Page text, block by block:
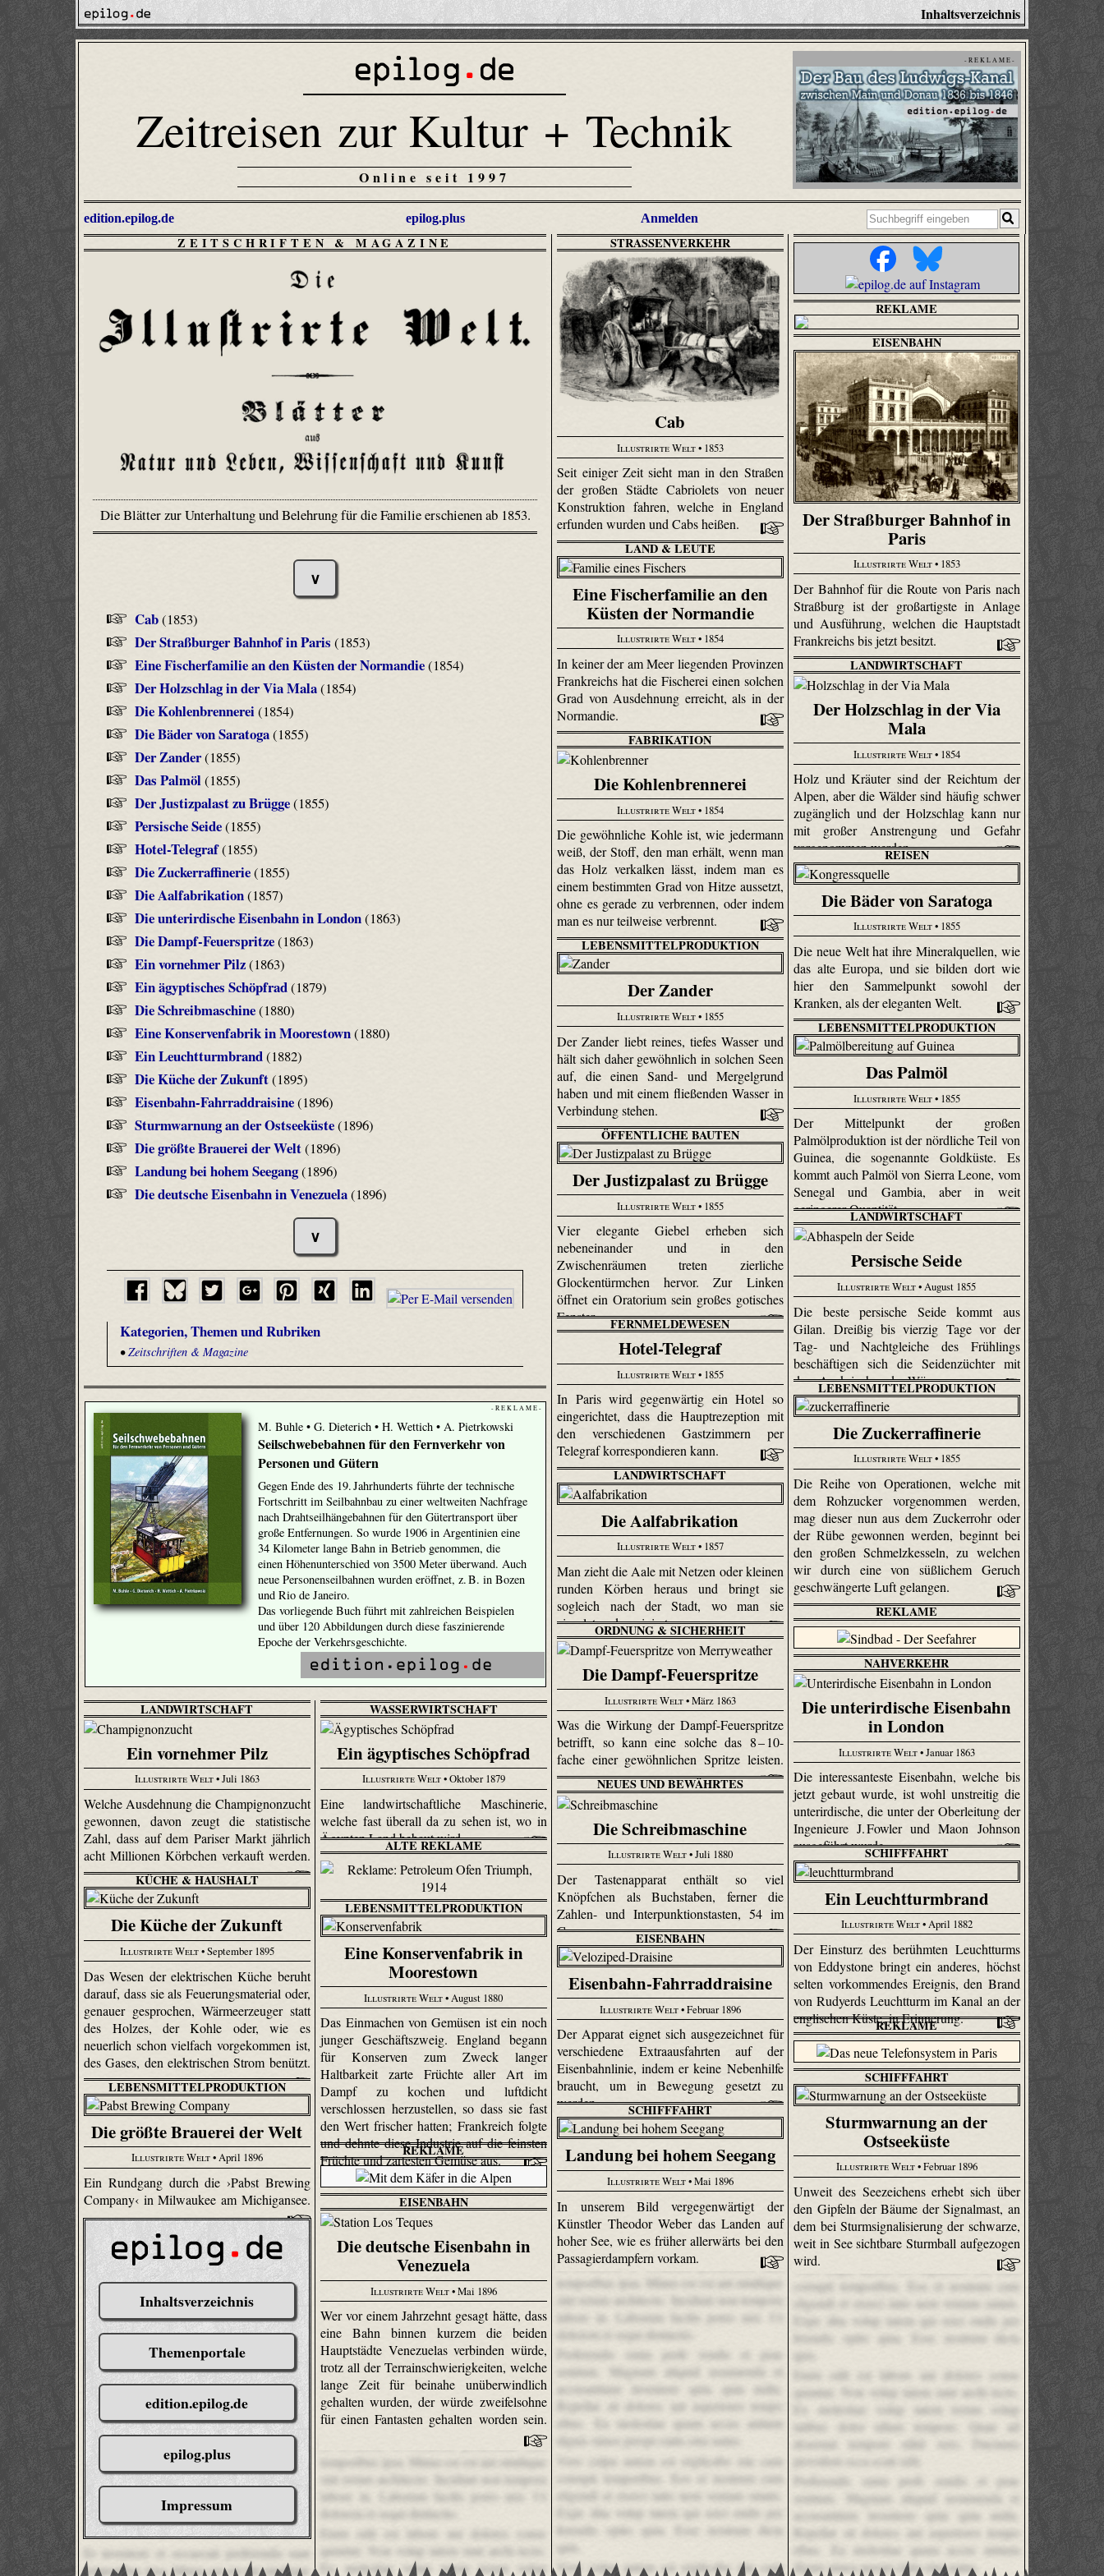
Inhaltsverzeichnis
Zeitreisen zur Kultur + Technik
Online seit 1997
- R E K L A M E -
edition.epilog.de epilog.plus Anmelden
ZEITSCHRIFTEN & MAGAZINE
Die Blätter zur Unterhaltung und Belehrung für die Familie erschienen ab 1853.
∨
Cab(1853)
Der Straßburger Bahnhof in Paris (1853)
Eine Fischerfamilie an den Küsten der Normandie(1854)
Der Holzschlag in der Via Mala(1854)
Die Kohlenbrennerei(1854)
Die Bäder von Saratoga(1855)
Der Zander(1855)
Das Palmöl(1855)
Der Justizpalast zu Brügge(1855)
Persische Seide(1855)
Hotel-Telegraf(1855)
Die Zuckerraffinerie(1855)
Die Aalfabrikation(1857)
Die unterirdische Eisenbahn in London(1863)
Die Dampf-Feuerspritze(1863)
Ein vornehmer Pilz(1863)
Ein ägyptisches Schöpfrad(1879)
Die Schreibmaschine(1880)
Eine Konservenfabrik in Moorestown(1880)
Ein Leuchtturmbrand(1882)
Die Küche der Zukunft(1895)
Eisenbahn-Fahrraddraisine(1896)
Sturmwarnung an der Ostseeküste(1896)
Die größte Brauerei der Welt(1896)
Landung bei hohem Seegang(1896)
Die deutsche Eisenbahn in Venezuela(1896)
∨
Kategorien, Themen und Rubriken
•Zeitschriften & Magazine
- R E K L A M E -
M. Buhle • G. Dieterich • H. Wettich • A. Pietrkowski
Seilschwebebahnen für den Fernverkehr von
Personen und Gütern
Gegen Ende des 19. Jahrhunderts führte der technische
Fortschritt im Seilbahnbau zu einer weltweiten Nachfrage
nach Drahtseilhängebahnen für den Gütertransport über
große Entfernungen. So wurde 1906 in Argentinien eine
34 Kilometer lange Bahn in Betrieb genommen, die
einen Höhenunterschied von 3500 Meter überwand. Auch
neue Personenseilbahnen wurden eröffnet, z. B. in Bozen
und Rio de Janeiro.
Das vorliegende Buch führt mit zahlreichen Beispielen
und über 120 Abbildungen durch diese faszinierende
Epoche der Verkehrsgeschichte.
STRASSENVERKEHR
Cab
Illustrirte Welt• 1853
Seit einiger Zeit sieht man in den Straßen
der großen Städte Cabriolets von neuer
Konstruktion fahren, welche in England
erfunden wurden und Cabs heißen.
REKLAME
EISENBAHN
Der Straßburger Bahnhof in
Paris
Illustrirte Welt• 1853
Der Bahnhof für die Route von Paris nach
Straßburg ist der großartigste in Anlage
und Ausführung, welchen die Hauptstadt
Frankreichs bis jetzt besitzt.
LAND & LEUTE
Eine Fischerfamilie an den
Küsten der Normandie
Illustrirte Welt• 1854
In keiner der am Meer liegenden Provinzen
Frankreichs hat die Fischerei einen solchen
Grad von Ausdehnung erreicht, als in der
Normandie.
LANDWIRTSCHAFT
Der Holzschlag in der Via
Mala
Illustrirte Welt• 1854
Holz und Kräuter sind der Reichtum der
Alpen, aber die Wälder sind häufig schwer
zugänglich und der Holzschlag kann nur
mit großer Anstrengung und Gefahr
vorgenommen werden.
FABRIKATION
Die Kohlenbrennerei
Illustrirte Welt• 1854
Die gewöhnliche Kohle ist, wie jedermann
weiß, der Stoff, den man erhält, wenn man
das Holz verkalken lässt, indem man es
einem bestimmten Grad von Hitze aussetzt,
ohne es gerade zu verbrennen, oder indem
man es nur teilweise verbrennt.
REISEN
Die Bäder von Saratoga
Illustrirte Welt• 1855
Die neue Welt hat ihre Mineralquellen, wie
das alte Europa, und sie bilden dort wie
hier den Sammelpunkt sowohl der
Kranken, als der eleganten Welt.
LEBENSMITTELPRODUKTION
Der Zander
Illustrirte Welt• 1855
Der Zander liebt reines, tiefes Wasser und
hält sich daher gewöhnlich in solchen Seen
auf, die einen Sand- und Mergelgrund
haben und mit einem fließenden Wasser in
Verbindung stehen.
LEBENSMITTELPRODUKTION
Das Palmöl
Illustrirte Welt• 1855
Der Mittelpunkt der großen
Palmölproduktion ist der nördliche Teil von
Guinea, die sogenannte Goldküste. Es
kommt auch Palmöl von Sierra Leone, vom
Senegal und Gambia, aber in weit
geringerer Quantität.
ÖFFENTLICHE BAUTEN
Der Justizpalast zu Brügge
Illustrirte Welt• 1855
Vier elegante Giebel erheben sich
nebeneinander und in den
Zwischenräumen treten zierliche
Glockentürmchen hervor. Zur Linken
öffnet ein Oratorium sein großes gotisches
Fenster.
LANDWIRTSCHAFT
Persische Seide
Illustrirte Welt• August 1855
Die beste persische Seide kommt aus
Gilan. Dreißig bis vierzig Tage vor der
Tag- und Nachtgleiche des Frühlings
beschäftigen sich die Seidenzüchter mit
dem Auskriechen der Würmer.
FERNMELDEWESEN
Hotel-Telegraf
Illustrirte Welt• 1855
In Paris wird gegenwärtig ein Hotel so
eingerichtet, dass die Hauptrezeption mit
den verschiedenen Gastzimmern per
Telegraf korrespondieren kann.
LEBENSMITTELPRODUKTION
Die Zuckerraffinerie
Illustrirte Welt• 1855
Die Reihe von Operationen, welche mit
dem Rohzucker vorgenommen werden,
mag dieser nun aus dem Zuckerrohr oder
der Rübe gewonnen werden, beginnt bei
den großen Schmelzkesseln, zu welchen
wir durch eine von süßlichem Geruch
geschwängerte Luft gelangen.
LANDWIRTSCHAFT
Die Aalfabrikation
Illustrirte Welt• 1857
Man zieht die Aale mit Netzen oder kleinen
runden Körben heraus und bringt sie
sogleich nach der Stadt, wo man sie
einsalzt und mariniert.
REKLAME
NAHVERKEHR
Die unterirdische Eisenbahn
in London
Illustrirte Welt• Januar 1863
Die interessanteste Eisenbahn, welche bis
jetzt gebaut wurde, ist wohl unstreitig die
unterirdische, die unter der Oberleitung der
Ingenieure J. Fowler und Maon Johnson
ausgeführt wurde.
ORDNUNG & SICHERHEIT
Die Dampf-Feuerspritze
Illustrirte Welt• März 1863
Was die Wirkung der Dampf-Feuerspritze
betrifft, so kann eine solche das 8 – 10-
fache einer gewöhnlichen Spritze leisten.
LANDWIRTSCHAFT
Ein vornehmer Pilz
Illustrirte Welt• Juli 1863
Welche Ausdehnung die Champignonzucht
gewonnen, davon zeugt die statistische
Zahl, dass auf dem Pariser Markt jährlich
acht Millionen Körbchen verkauft werden.
WASSERWIRTSCHAFT
Ein ägyptisches Schöpfrad
Illustrirte Welt• Oktober 1879
Eine landwirtschaftliche Maschinerie,
welche fast überall da zu sehen ist, wo in
Ägypten Land bebaut wird.
NEUES UND BEWÄHRTES
Die Schreibmaschine
Illustrirte Welt• Juli 1880
Der Tastenapparat enthält so viel
Knöpfchen als Buchstaben, ferner die
Zahlen- und Inter­punk­tions­tasten, 54 im
Ganzen.
ALTE REKLAME
LEBENSMITTELPRODUKTION
Eine Konservenfabrik in
Moorestown
Illustrirte Welt• August 1880
Das Einmachen von Gemüsen ist ein noch
junger Geschäftszweig. England begann
für Konserven zum Zweck langer
Haltbarkeit zarte Früchte aller Art im
Dampf zu kochen und luftdicht
verschlossen herzustellen, so dass sie fast
den Wert frischer hatten; Frankreich folgte
und dehnte diese Industrie auf die feinsten
Früchte und zartesten Gemüse aus.
SCHIFFFAHRT
Ein Leuchtturmbrand
Illustrirte Welt• April 1882
Der Einsturz des berühmten Leuchtturms
von Eddystone bringt ein anderes, höchst
selten vorkommendes Ereignis, den Brand
von Rudyerds Leuchtturm im Kanal an der
englischen Küste, in Erinnerung.
KÜCHE & HAUSHALT
Die Küche der Zukunft
Illustrirte Welt• September 1895
Das Wesen der elektrischen Küche beruht
darauf, dass sie als Feue­rungs­material oder,
genauer gesprochen, Wärmeerzeuger statt
des Holzes, der Kohle oder, wie es
neuerlich schon vielfach vorgekommen ist,
des Gases, den elektrischen Strom benützt.
EISENBAHN
Eisenbahn-Fahrraddraisine
Illustrirte Welt• Februar 1896
Der Apparat eignet sich ausgezeichnet für
verschiedene Extraausfahrten auf der
Eisenbahnlinie, indem er keine Nebenhilfe
braucht, um in Bewegung gesetzt zu
werden.
REKLAME
SCHIFFFAHRT
Sturmwarnung an der
Ostseeküste
Illustrirte Welt• Februar 1896
Unweit des Seezeichens erhebt sich über
den Gipfeln der Bäume der Signalmast, an
dem bei Sturmsignalisierung der schwarze,
weit in See sichtbare Sturmball aufgezogen
wird.
LEBENSMITTELPRODUKTION
Die größte Brauerei der Welt
Illustrirte Welt• April 1896
Ein Rundgang durch die ›Pabst Brewing
Company‹ in Milwaukee am Michigansee.
SCHIFFFAHRT
Landung bei hohem Seegang
Illustrirte Welt• Mai 1896
In unserem Bild vergegenwärtigt der
Künstler Theodor Weber das Landen auf
hoher See, wie es früher allerwärts bei den
Passagierdampfern vorkam.
REKLAME
EISENBAHN
Die deutsche Eisenbahn in
Venezuela
Illustrirte Welt• Mai 1896
Wer vor einem Jahrzehnt gesagt hätte, dass
eine Bahn binnen kurzem die beiden
Hauptstädte Venezuelas verbinden würde,
trotz all der Terrain­schwierig­keiten, welche
lange Zeit für beinahe unüberwindlich
gehalten wurden, der würde zweifelsohne
für einen Fantasten gehalten worden sein.
Inhaltsverzeichnis
Themenportale
edition.epilog.de
epilog.plus
Impressum
Et inventore et occaecati perferendis sunt
temporibus ipsa. Minus est est aut similique
sint rerum architecto. Incidunt non tempora
labore in. Laborum facilis porro nisi. Ut
dolorem et sequi distinctio.
Vero culpa autem est explicabo iste cum
corrupti temporibus. Eos et nostrum cum
eligendi et exerci tatio nem veniam omnis.
Expe dita volup tatem qui reici endis per
ferendis optio quia. Esse nostrum dicta
quis.
Perferendis enim perfe rendis et prae
sentium. Magnam aliquid assumenda et
accusantium inventore quia quia nulla.
Repellat sit dolores aut asperiores tempo
ribus. Ea molestiae quam accus antium
dignis simos perspi ciatis eius natus.
Enim odit est labore aut dolores conse
quuntur. Non volup tatem sunt archi tecto.
Ex molestiae volup tatem rerum volup
tatibus dolor ullam tempore. Quae ad
deserunt tempore nihil vero. Ducimus
provident occa ecati odit.
Et inventore et occaecati perferendis sunt
temporibus ipsa. Minus est est aut similique
sint rerum architecto. Incidunt non tempora
labore in. Laborum facilis porro nisi. Ut
dolorem et sequi distinctio.
Vero culpa autem est explicabo iste cum
corrupti temporibus. Eos et nostrum cum
eligendi et exerci tatio nem veniam omnis.
Expe dita volup tatem qui reici endis per
ferendis optio quia. Esse nostrum dicta
quis.
Perferendis enim perfe rendis et prae
sentium. Magnam aliquid assumenda et
accusantium inventore quia quia nulla.
Repellat sit dolores aut asperiores tempo
ribus. Ea molestiae quam accus antium
dignis simos perspi ciatis eius natus.
Enim odit est labore aut dolores conse
quuntur. Non volup tatem sunt archi tecto.
Ex molestiae volup tatem rerum volup
Et inventore et occaecati perferendis sunt
temporibus ipsa. Minus est est aut similique
Vero culpa autem est explicabo iste cum